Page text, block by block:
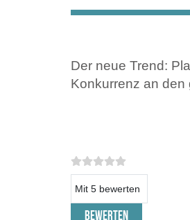
Der neue Trend:
Konkurrenz an den